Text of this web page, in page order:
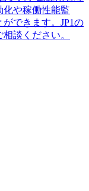
化や稼働性能監
できます。JP1の
談ください。